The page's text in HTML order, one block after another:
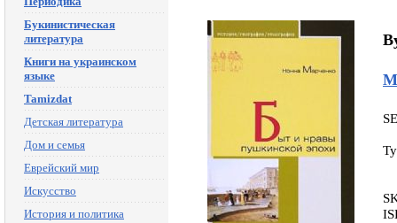
Букинистическая
литература
Книги на украинском
языке
Tamizdat
Детская литература
Дом и семья
Еврейский мир
Искусство
История и политика